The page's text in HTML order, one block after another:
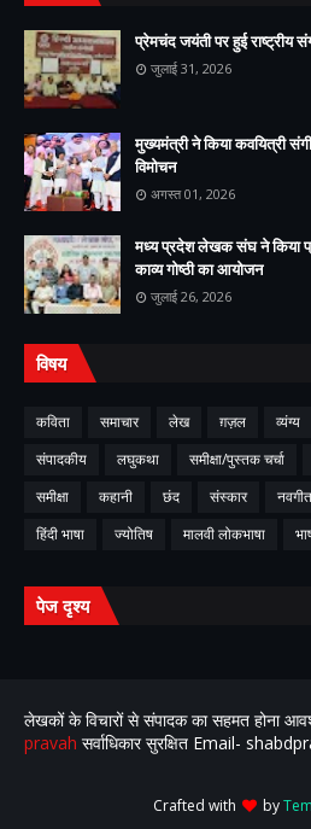
प्रेमचंद जयंती पर हुई राष्ट्रीय
जुलाई 31, 2026
मुख्यमंत्री ने किया कवयित्री
विमोचन
अगस्त 01, 2026
मध्य प्रदेश लेखक संघ ने किया
काव्य गोष्ठी का आयोजन
जुलाई 26, 2026
विषय
कविता समाचार लेख ग़ज़ल व्यंग्य
संपादकीय
लघुकथा समीक्षा/पुस्तक चर्चा
समीक्षा
कहानी छंद संस्कार नवगीत
हिंदी भाषा
ज्योतिष मालवी लोकभाषा
पेज दृश्य
लेखकों के विचारों से संपादक का सहमत होना
pravah सर्वाधिकार सुरक्षित Email-
Crafted with by